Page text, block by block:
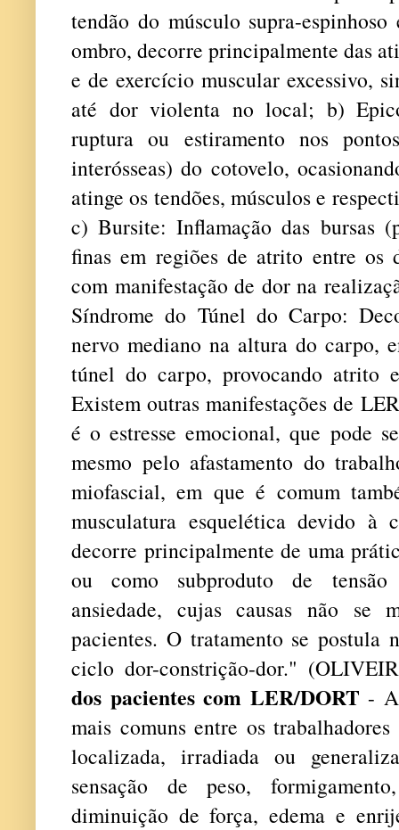
tendão do músculo supra-
ombro, decorre principalmente das
e de exercício muscular excessivo,
até dor violenta no local; b)
ruptura ou estiramento nos
interósseas) do cotovelo,
atinge os tendões, músculos e
c) Bursite: Inflamação das bursas
finas em regiões de atrito entre os
com manifestação de dor na
Síndrome do Túnel do Carpo:
nervo mediano na altura do carpo,
túnel do carpo, provocando atrito
Existem outras manifestações de
é o estresse emocional, que pode
mesmo pelo afastamento do
miofascial, em que é comum
musculatura esquelética devido à
decorre principalmente de uma
ou como subproduto de
ansiedade, cujas causas não se
pacientes. O tratamento se postula
ciclo dor-constrição-dor."
dos pacientes com LER/DORT -
mais comuns entre os
localizada, irradiada ou
sensação de peso,
diminuição de força, edema e